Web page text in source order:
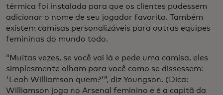
térmica foi instalada para que os clientes pudessem
adicionar o nome de seu jogador favorito. Também
existem camisas personalizáveis para outras equipes
femininas do mundo todo.
“Muitas vezes, se você vai lá e pede uma camisa, eles
simplesmente olham para você como se dissessem:
'Leah Williamson quem?'”, diz Youngson. (Dica:
Williamson joga no Arsenal feminino e é a capitã da